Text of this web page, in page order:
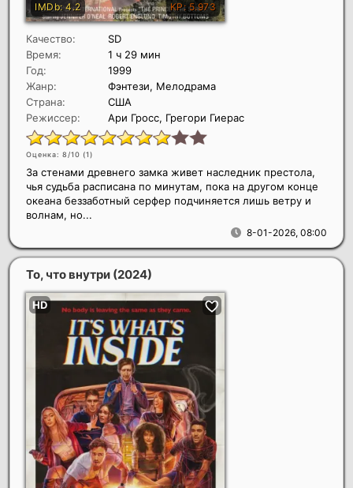
Качество:
SD
Время:
1 ч 29 мин
Год:
1999
Жанр:
Фэнтези, Мелодрама
Страна:
США
Режиссер:
Ари Гросс, Грегори Гиерас
Оценка: 8/10 (1)
8-01-2026, 08:00
За стенами древнего замка живет наследник престола,
чья судьба расписана по минутам, пока на другом конце
океана беззаботный серфер подчиняется лишь ветру и
волнам, но...
То, что внутри (2024)